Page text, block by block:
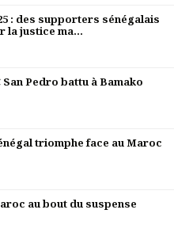
: des supporters sénégalais
la justice ma...
San Pedro battu à Bamako
triomphe face au Maroc
au bout du suspense